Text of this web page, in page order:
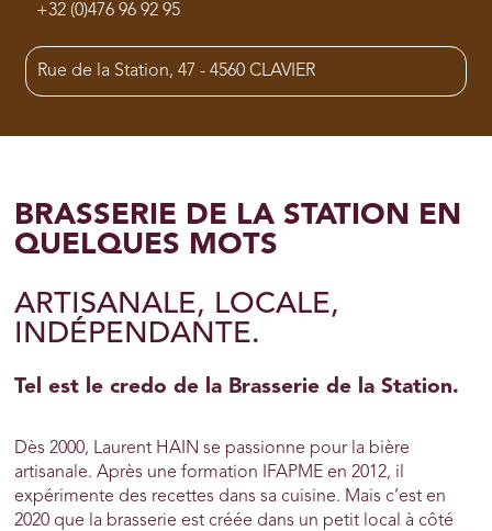
+32 (0)476 96 92 95
Rue de la Station, 47 - 4560 CLAVIER
BRASSERIE DE LA STATION EN
QUELQUES MOTS
ARTISANALE, LOCALE,
INDÉPENDANTE.
Tel est le credo de la Brasserie de la Station.
Dès 2000, Laurent HAIN se passionne pour la bière
artisanale. Après une formation IFAPME en 2012, il
expérimente des recettes dans sa cuisine. Mais c’est en
2020 que la brasserie est créée dans un petit local à côté